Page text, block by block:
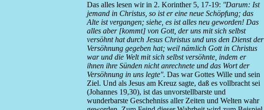
Das alles lesen wir in 2. Korinther 5, 17-19: ''Darum: Ist
jemand in Christus, so ist er eine neue Schöpfung; das
Alte ist vergangen; siehe, es ist alles neu geworden! Das
alles aber [kommt] von Gott, der uns mit sich selbst
versöhnt hat durch Jesus Christus und uns den Dienst der
Versöhnung gegeben hat; weil nämlich Gott in Christus
war und die Welt mit sich selbst versöhnte, indem er
ihnen ihre Sünden nicht anrechnete und das Wort der
Versöhnung in uns legte''. Das war Gottes Wille und sein
Ziel. Und als Jesus am Kreuz sagte, daß es vollbracht sei
(Johannes 19,30), ist das unvorstellbarste und
wunderbarste Geschehniss aller Zeiten und Welten wahr